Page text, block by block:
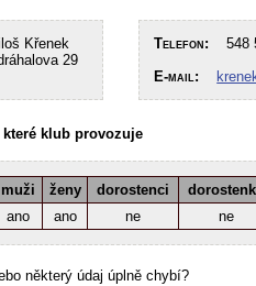
Křenek
29
Telefon: 548
E-mail:
klub provozuje
muži ženy dorostenci
ano ano ne ne
některý údaj úplně chybí?